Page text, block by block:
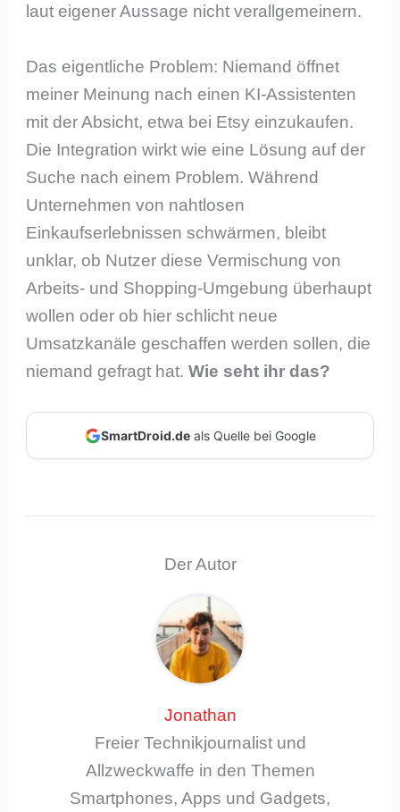
laut eigener Aussage nicht verallgemeinern.
Das eigentliche Problem: Niemand öffnet
meiner Meinung nach einen KI-Assistenten
mit der Absicht, etwa bei Etsy einzukaufen.
Die Integration wirkt wie eine Lösung auf der
Suche nach einem Problem. Während
Unternehmen von nahtlosen
Einkaufserlebnissen schwärmen, bleibt
unklar, ob Nutzer diese Vermischung von
Arbeits- und Shopping-Umgebung überhaupt
wollen oder ob hier schlicht neue
Umsatzkanäle geschaffen werden sollen, die
niemand gefragt hat.Wie seht ihr das?
SmartDroid.deals Quelle bei Google
Der Autor
Jonathan
Freier Technikjournalist und
Allzweckwaffe in den Themen
Smartphones, Apps und Gadgets,